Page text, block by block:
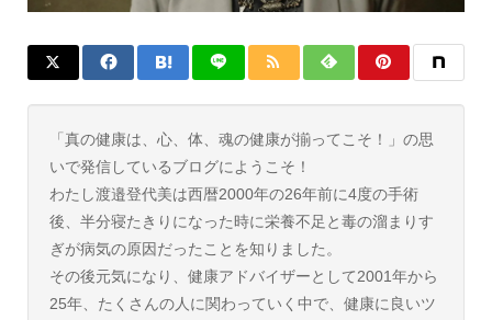
「真の健康は、心、体、魂の健康が揃ってこそ！」の思
いで発信しているブログにようこそ！
わたし渡邉登代美は西暦2000年の26年前に4度の手術
後、半分寝たきりになった時に栄養不足と毒の溜まりす
ぎが病気の原因だったことを知りました。
その後元気になり、健康アドバイザーとして2001年から
25年、たくさんの人に関わっていく中で、健康に良いツ